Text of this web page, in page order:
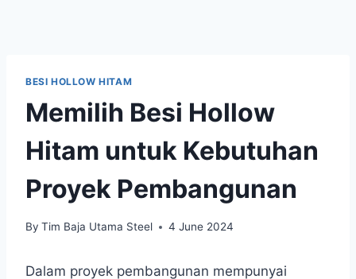
BESI HOLLOW HITAM
Memilih Besi Hollow
Hitam untuk Kebutuhan
Proyek Pembangunan
By Tim Baja Utama Steel 4 June 2024
Dalam proyek pembangunan mempunyai